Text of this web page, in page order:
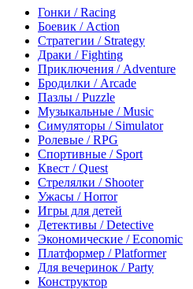
Гонки / Racing
Боевик / Action
Стратегии / Strategy
Драки / Fighting
Приключения / Adventure
Бродилки / Arcade
Пазлы / Puzzle
Музыкальные / Music
Симуляторы / Simulator
Ролевые / RPG
Спортивные / Sport
Квест / Quest
Стрелялки / Shooter
Ужасы / Horror
Игры для детей
Детективы / Detective
Экономические / Economic
Платформер / Platformer
Для вечеринок / Party
Конструктор